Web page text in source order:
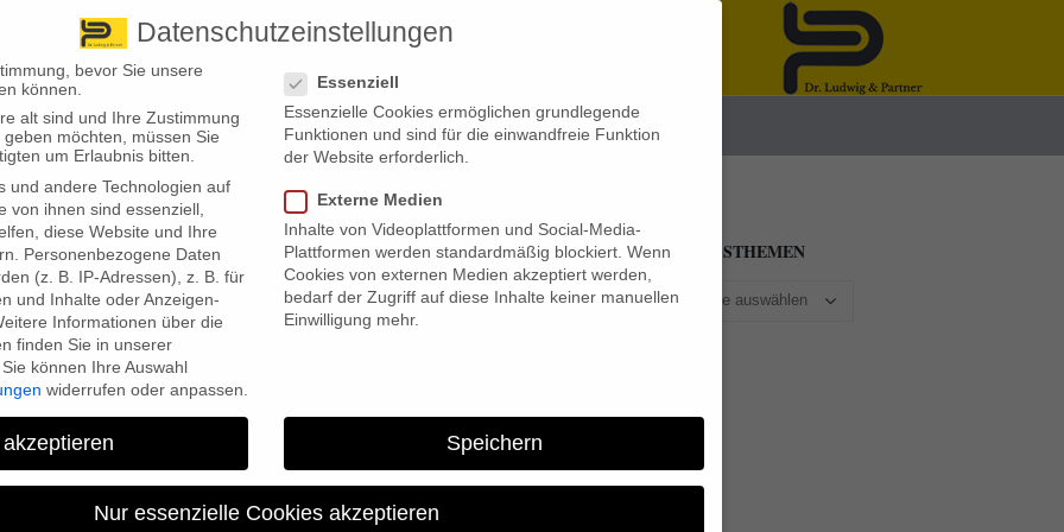
finden Sie unsStandorte
Wir bieten Leistungsübersicht Über uns Standorte News
aufhorchen. Demnach dürfen Händler und Dienstleister nicht
Feedback bei einer Web- oder Social-Media-Plattform
für ein gekauftes Produkt versendet wird.
Kundinnen und Kunden in Kontakt tritt, kann viel falsch machen. Selbst
entpuppen sich als Haftungsfalle, die ein ordentliches
BEITRAGSTHEMEN
Datenschutzeinstellungen
bevor Sie unsere
können.
alt sind und Ihre Zustimmung
möchten, müssen Sie
um Erlaubnis bitten.
und andere Technologien auf
von ihnen sind essenziell,
diese Website und Ihre
Personenbezogene Daten
(z. B. IP-Adressen), z. B. für
und Inhalte oder Anzeigen-
Informationen über die
finden Sie in unserer
Sie können Ihre Auswahl
widerrufen oder anpassen.
Essenziell
Essenzielle Cookies ermöglichen grundlegende
Funktionen und sind für die einwandfreie Funktion
der Website erforderlich.
Externe Medien
Inhalte von Videoplattformen und Social-Media-
Plattformen werden standardmäßig blockiert. Wenn
Cookies von externen Medien akzeptiert werden,
bedarf der Zugriff auf diese Inhalte keiner manuellen
Einwilligung mehr.
Speichern
Nur essenzielle Cookies akzeptieren